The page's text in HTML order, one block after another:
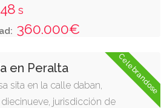
47 s
360.000€
Celebrandose
en Peralta
sita en la calle daban,
jurisdicción de